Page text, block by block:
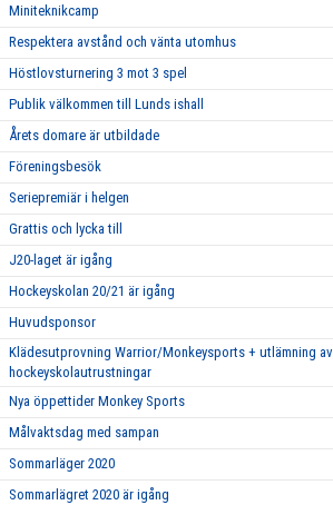
Miniteknikcamp
Respektera avstånd och vänta utomhus
Höstlovsturnering 3 mot 3 spel
Publik välkommen till Lunds ishall
Årets domare är utbildade
Föreningsbesök
Seriepremiär i helgen
Grattis och lycka till
J20-laget är igång
Hockeyskolan 20/21 är igång
Huvudsponsor
Klädesutprovning Warrior/Monkeysports + utlämning av
hockeyskolautrustningar
Nya öppettider Monkey Sports
Målvaktsdag med sampan
Sommarläger 2020
Sommarlägret 2020 är igång